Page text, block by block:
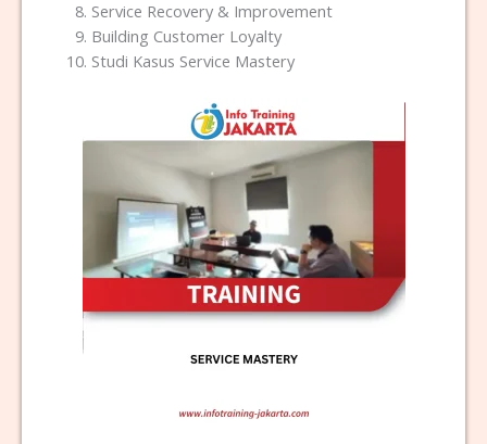
Service Recovery & Improvement
Building Customer Loyalty
Studi Kasus Service Mastery